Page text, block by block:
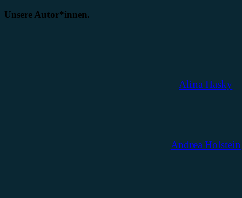
Unsere Autor*innen.
Alina Hasky
Andrea Holstein